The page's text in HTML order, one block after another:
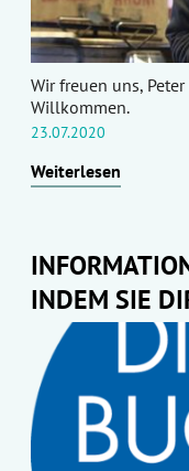
Wir freuen uns,
Willkommen.
23.07.2020
Weiterlesen
INDEM SIE